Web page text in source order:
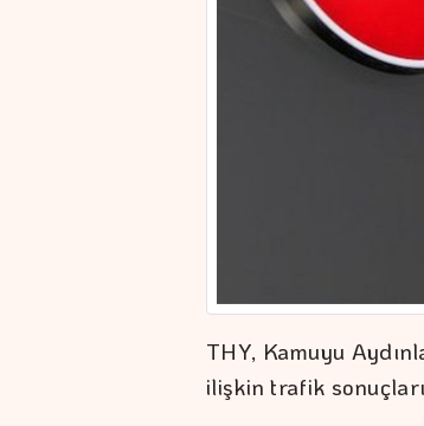
THY, Kamuyu
ilişkin trafik